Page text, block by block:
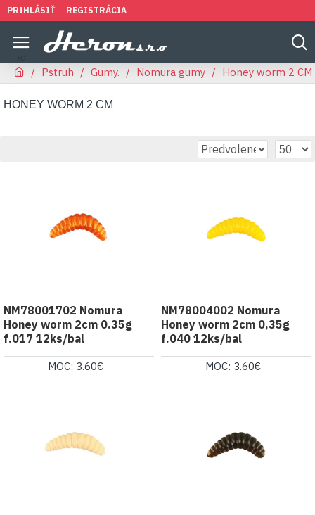
PRIHLÁSIŤ REGISTRÁCIA
Pstruh Gumy. Nomura gumy Honey worm 2 CM
HONEY WORM 2 CM
NM78001702 Nomura
Honey worm 2cm 0.35g
f.017 12ks/bal
MOC: 3.60€
NM78004002 Nomura
Honey worm 2cm 0,35g
f.040 12ks/bal
MOC: 3.60€